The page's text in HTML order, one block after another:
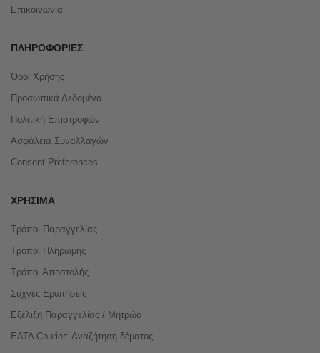
Επικοινωνία
ΠΛΗΡΟΦΟΡΊΕΣ
Όροι Χρήσης
Προσωπικά Δεδομένα
Πολιτική Επιστροφών
Ασφάλεια Συναλλαγών
Consent Preferences
ΧΡΉΣΙΜΑ
Τρόποι Παραγγελίας
Τρόποι Πληρωμής
Τρόποι Αποστολής
Συχνές Ερωτήσεις
Εξέλιξη Παραγγελίας / Μητρώο
ΕΛΤΑ Courier: Αναζήτηση δέματος